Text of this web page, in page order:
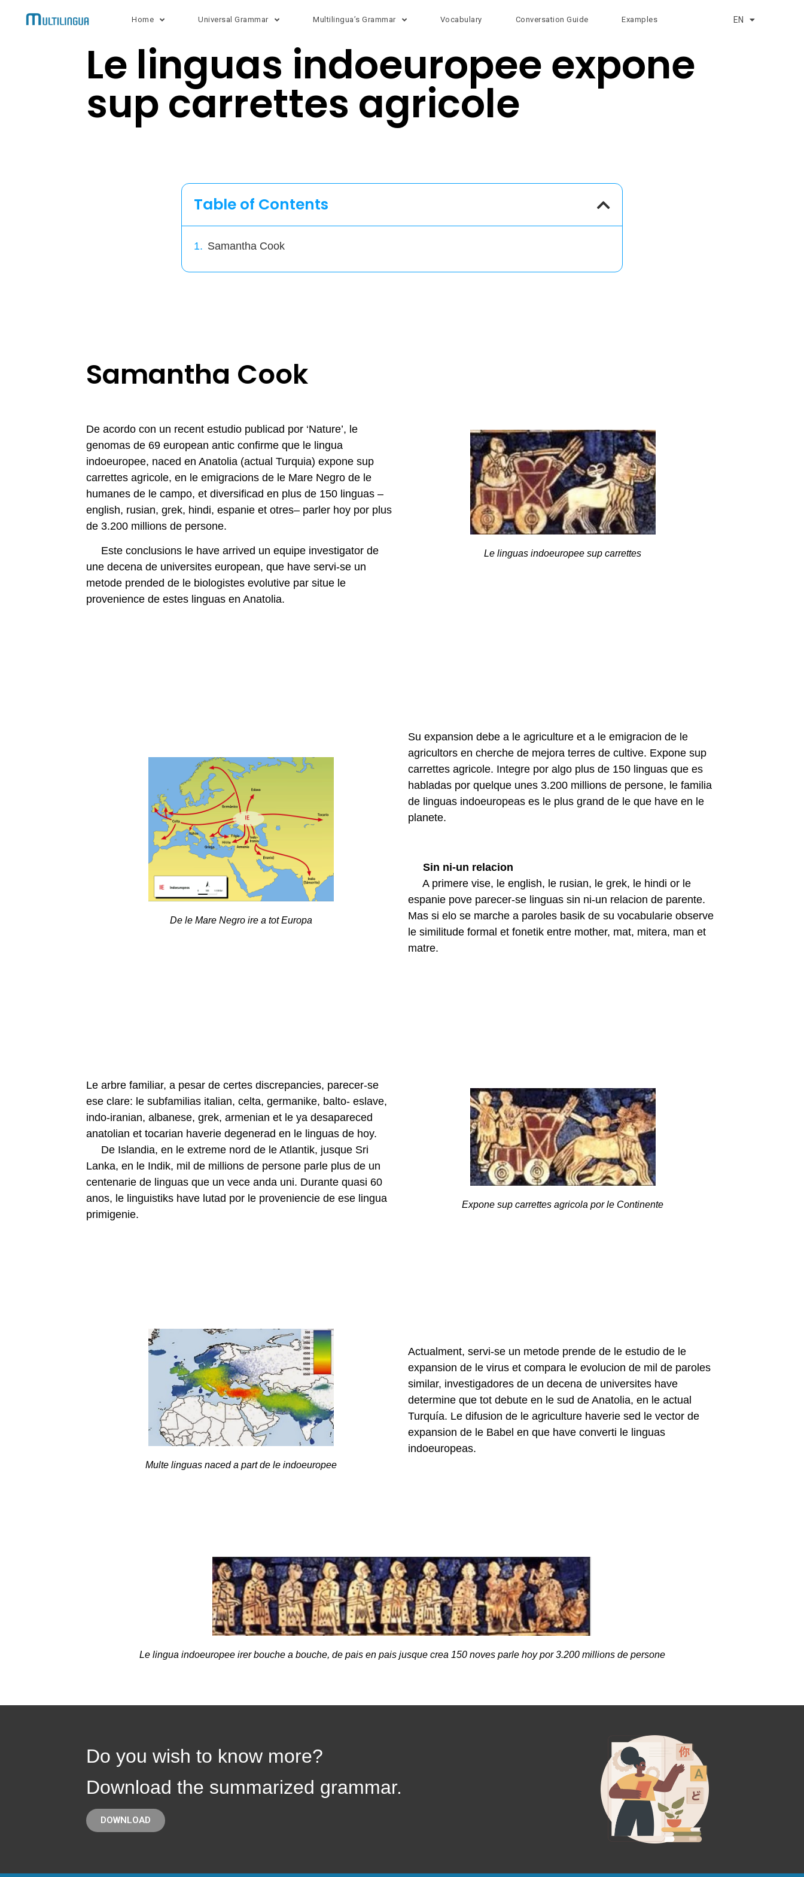
Home Universal Grammar Multilingua’s Grammar Vocabulary Conversation Guide Examples EN
EU
Le linguas indoeuropee expone
sup carrettes agricole
Table of Contents
Samantha Cook
Samantha Cook
De acordo con un recent estudio publicad por ‘Nature’, le
genomas de 69 european antic confirme que le lingua
indoeuropee, naced en Anatolia (actual Turquia) expone sup
carrettes agricole, en le emigracions de le Mare Negro de le
humanes de le campo, et diversificad en plus de 150 linguas –
english, rusian, grek, hindi, espanie et otres– parler hoy por plus
de 3.200 millions de persone.
Este conclusions le have arrived un equipe investigator de
une decena de universites european, que have servi-se un
metode prended de le biologistes evolutive par situe le
provenience de estes linguas en Anatolia.
Le linguas indoeuropee sup carrettes
De le Mare Negro ire a tot Europa
Su expansion debe a le agriculture et a le emigracion de le
agricultors en cherche de mejora terres de cultive. Expone sup
carrettes agricole. Integre por algo plus de 150 linguas que es
habladas por quelque unes 3.200 millions de persone, le familia
de linguas indoeuropeas es le plus grand de le que have en le
planete.
Sin ni-un relacion
A primere vise, le english, le rusian, le grek, le hindi or le
espanie pove parecer-se linguas sin ni-un relacion de parente.
Mas si elo se marche a paroles basik de su vocabularie observe
le similitude formal et fonetik entre mother, mat, mitera, man et
matre.
Le arbre familiar, a pesar de certes discrepancies, parecer-se
ese clare: le subfamilias italian, celta, germanike, balto- eslave,
indo-iranian, albanese, grek, armenian et le ya desapareced
anatolian et tocarian haverie degenerad en le linguas de hoy.
De Islandia, en le extreme nord de le Atlantik, jusque Sri
Lanka, en le Indik, mil de millions de persone parle plus de un
centenarie de linguas que un vece anda uni. Durante quasi 60
anos, le linguistiks have lutad por le proveniencie de ese lingua
primigenie.
Expone sup carrettes agricola por le Continente
Multe linguas naced a part de le indoeuropee
Actualment, servi-se un metode prende de le estudio de le
expansion de le virus et compara le evolucion de mil de paroles
similar, investigadores de un decena de universites have
determine que tot debute en le sud de Anatolia, en le actual
Turquía. Le difusion de le agriculture haverie sed le vector de
expansion de le Babel en que have converti le linguas
indoeuropeas.
Le lingua indoeuropee irer bouche a bouche, de pais en pais jusque crea 150 noves parle hoy por 3.200 millions de persone
Do you wish to know more?
Download the summarized grammar.
DOWNLOAD